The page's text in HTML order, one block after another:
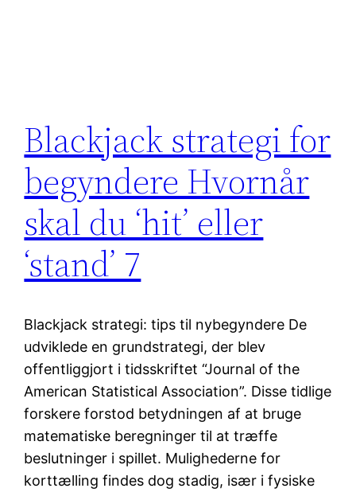
Blackjack strategi for
begyndere Hvornår
skal du ‘hit’ eller
‘stand’ 7
Blackjack strategi: tips til nybegyndere De
udviklede en grundstrategi, der blev
offentliggjort i tidsskriftet “Journal of the
American Statistical Association”. Disse tidlige
forskere forstod betydningen af at bruge
matematiske beregninger til at træffe
beslutninger i spillet. Mulighederne for
korttælling findes dog stadig, især i fysiske